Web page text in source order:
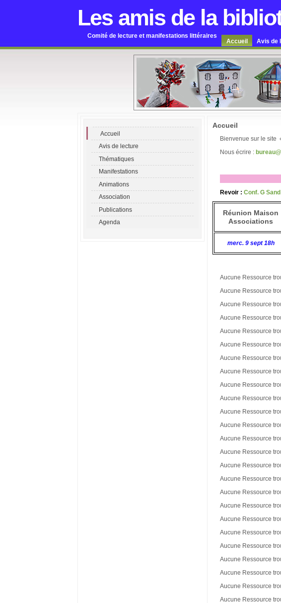
Les amis de la
Comité de lecture et manifestations littéraires
Accueil Avis de
Accueil
Avis de lecture
Thématiques
Manifestations
Animations
Association
Publications
Agenda
Accueil
Bienvenue sur le site
Nous écrire :
Revoir :Conf. G Sand
Réunion Maison
Associations
merc. 9 sept 18h
Aucune Ressource
Aucune Ressource
Aucune Ressource
Aucune Ressource
Aucune Ressource
Aucune Ressource
Aucune Ressource
Aucune Ressource
Aucune Ressource
Aucune Ressource
Aucune Ressource
Aucune Ressource
Aucune Ressource
Aucune Ressource
Aucune Ressource
Aucune Ressource
Aucune Ressource
Aucune Ressource
Aucune Ressource
Aucune Ressource
Aucune Ressource
Aucune Ressource
Aucune Ressource
Aucune Ressource
Aucune Ressource